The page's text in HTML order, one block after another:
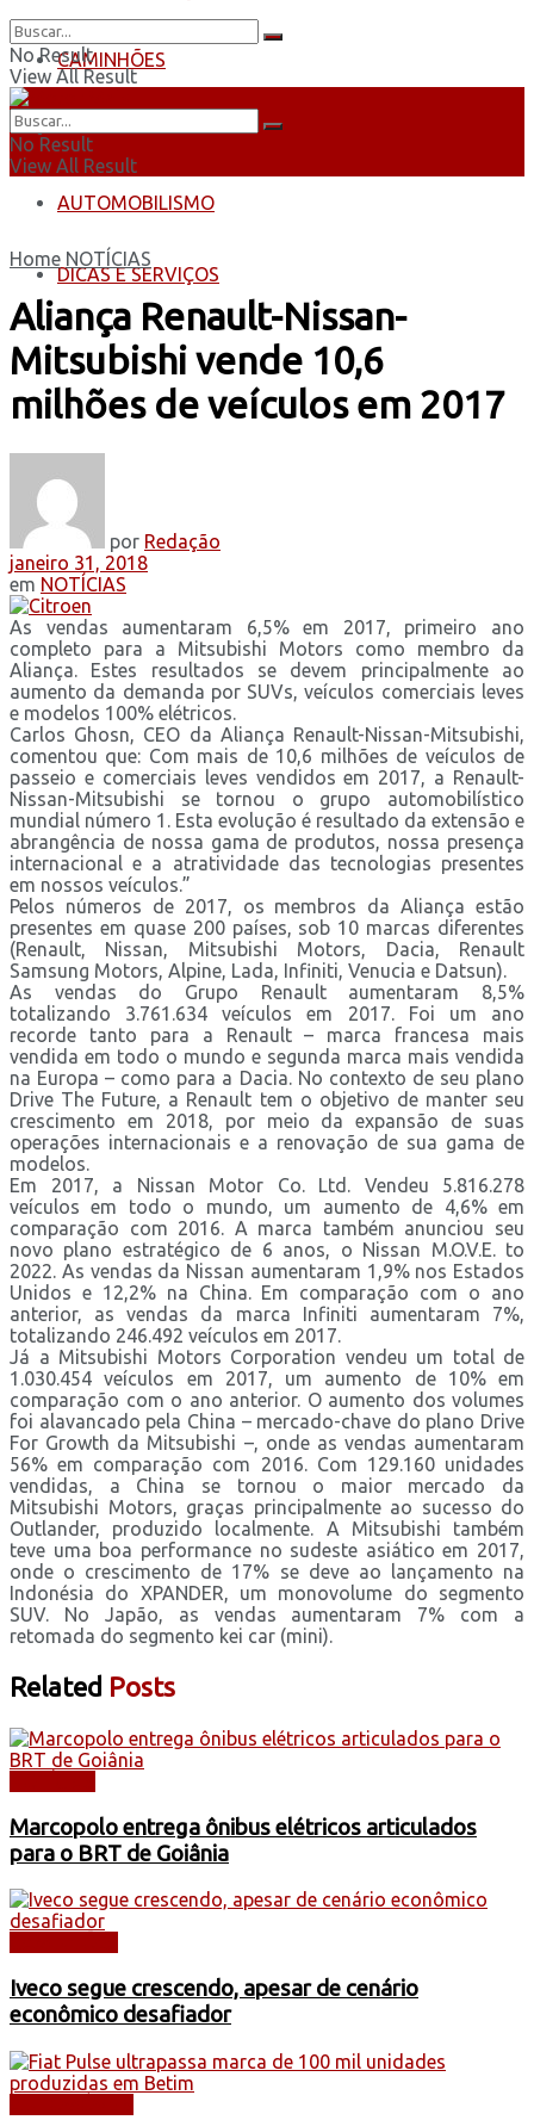
CAMINHÕES
ÔNIBUS
AUTOMOBILISMO
DICAS E SERVIÇOS
No Result
View All Result
No Result
View All Result
Home NOTÍCIAS
Aliança Renault-Nissan-
Mitsubishi vende 10,6
milhões de veículos em 2017
por Redação
janeiro 31, 2018
em NOTÍCIAS
As vendas aumentaram 6,5% em 2017, primeiro ano
completo para a Mitsubishi Motors como membro da
Aliança. Estes resultados se devem principalmente ao
aumento da demanda por SUVs, veículos comerciais leves
e modelos 100% elétricos.
Carlos Ghosn, CEO da Aliança Renault-Nissan-Mitsubishi,
comentou que: Com mais de 10,6 milhões de veículos de
passeio e comerciais leves vendidos em 2017, a Renault-
Nissan-Mitsubishi se tornou o grupo automobilístico
mundial número 1. Esta evolução é resultado da extensão e
abrangência de nossa gama de produtos, nossa presença
internacional e a atratividade das tecnologias presentes
em nossos veículos.”
Pelos números de 2017, os membros da Aliança estão
presentes em quase 200 países, sob 10 marcas diferentes
(Renault, Nissan, Mitsubishi Motors, Dacia, Renault
Samsung Motors, Alpine, Lada, Infiniti, Venucia e Datsun).
As vendas do Grupo Renault aumentaram 8,5%
totalizando 3.761.634 veículos em 2017. Foi um ano
recorde tanto para a Renault – marca francesa mais
vendida em todo o mundo e segunda marca mais vendida
na Europa – como para a Dacia. No contexto de seu plano
Drive The Future, a Renault tem o objetivo de manter seu
crescimento em 2018, por meio da expansão de suas
operações internacionais e a renovação de sua gama de
modelos.
Em 2017, a Nissan Motor Co. Ltd. Vendeu 5.816.278
veículos em todo o mundo, um aumento de 4,6% em
comparação com 2016. A marca também anunciou seu
novo plano estratégico de 6 anos, o Nissan M.O.V.E. to
2022. As vendas da Nissan aumentaram 1,9% nos Estados
Unidos e 12,2% na China. Em comparação com o ano
anterior, as vendas da marca Infiniti aumentaram 7%,
totalizando 246.492 veículos em 2017.
Já a Mitsubishi Motors Corporation vendeu um total de
1.030.454 veículos em 2017, um aumento de 10% em
comparação com o ano anterior. O aumento dos volumes
foi alavancado pela China – mercado-chave do plano Drive
For Growth da Mitsubishi –, onde as vendas aumentaram
56% em comparação com 2016. Com 129.160 unidades
vendidas, a China se tornou o maior mercado da
Mitsubishi Motors, graças principalmente ao sucesso do
Outlander, produzido localmente. A Mitsubishi também
teve uma boa performance no sudeste asiático em 2017,
onde o crescimento de 17% se deve ao lançamento na
Indonésia do XPANDER, um monovolume do segmento
SUV. No Japão, as vendas aumentaram 7% com a
retomada do segmento kei car (mini).
Related Posts
Marcopolo entrega ônibus elétricos articulados
para o BRT de Goiânia
Iveco segue crescendo, apesar de cenário
econômico desafiador